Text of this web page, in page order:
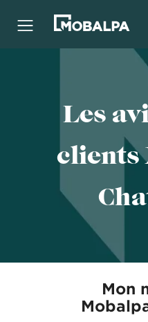
Les
clients
Mon